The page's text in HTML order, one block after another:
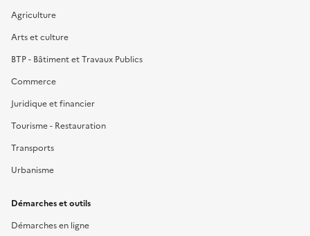
Agriculture
Arts et culture
BTP - Bâtiment et Travaux Publics
Commerce
Juridique et financier
Tourisme - Restauration
Transports
Urbanisme
Démarches et outils
Démarches en ligne